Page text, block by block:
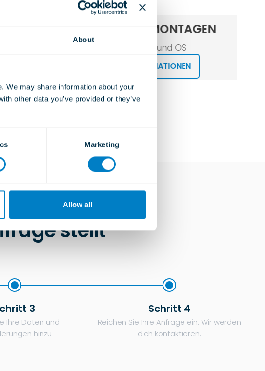
About
We may share information about your
other data you’ve provided or they’ve
Marketing
Allow all
OFFENE FEDERMONTAGEN
Typ OSB, OSS und OS
WEITERE INFORMATIONEN
stellt
3
Ihre Daten und
hinzu
Schritt 4
Reichen Sie Ihre Anfrage ein. Wir werden
dich kontaktieren.